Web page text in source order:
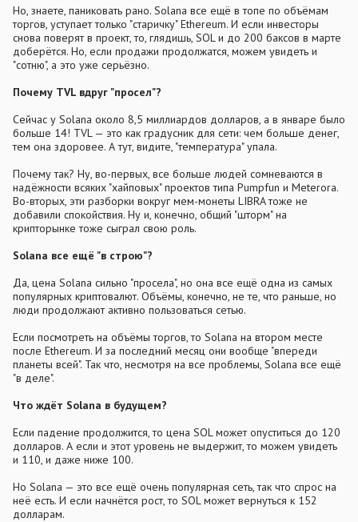
Но, знаете, паниковать рано. Solana все ещё в топе по объёмам
торгов, уступает только "старичку" Ethereum. И если инвесторы
снова поверят в проект, то, глядишь, SOL и до 200 баксов в марте
доберётся. Но, если продажи продолжатся, можем увидеть и
"сотню", а это уже серьёзно.
Почему TVL вдруг "просел"?
Сейчас у Solana около 8,5 миллиардов долларов, а в январе было
больше 14! TVL — это как градусник для сети: чем больше денег,
тем она здоровее. А тут, видите, "температура" упала.
Почему так? Ну, во-первых, все больше людей сомневаются в
надёжности всяких "хайповых" проектов типа Pumpfun и Meterora.
Во-вторых, эти разборки вокруг мем-монеты LIBRA тоже не
добавили спокойствия. Ну и, конечно, общий "шторм" на
крипторынке тоже сыграл свою роль.
Solana все ещё "в строю"?
Да, цена Solana сильно "просела", но она все ещё одна из самых
популярных криптовалют. Объёмы, конечно, не те, что раньше, но
люди продолжают активно пользоваться сетью.
Если посмотреть на объёмы торгов, то Solana на втором месте
после Ethereum. И за последний месяц они вообще "впереди
планеты всей". Так что, несмотря на все проблемы, Solana все ещё
"в деле".
Что ждёт Solana в будущем?
Если падение продолжится, то цена SOL может опуститься до 120
долларов. А если и этот уровень не выдержит, то можем увидеть
и 110, и даже ниже 100.
Но Solana — это все ещё очень популярная сеть, так что спрос на
неё есть. И если начнётся рост, то SOL может вернуться к 152
долларам.